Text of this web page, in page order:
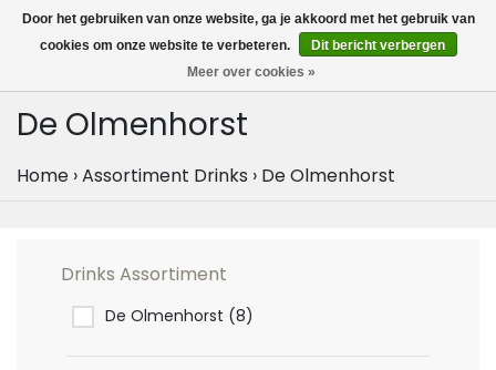
MENU
0
De Olmenhorst
Home ›Assortiment Drinks › De Olmenhorst
Drinks Assortiment
De Olmenhorst (8)
Door het gebruiken van onze website, ga je akkoord met het gebruik van
cookies om onze website te verbeteren.
Dit bericht verbergen
Meer over cookies »